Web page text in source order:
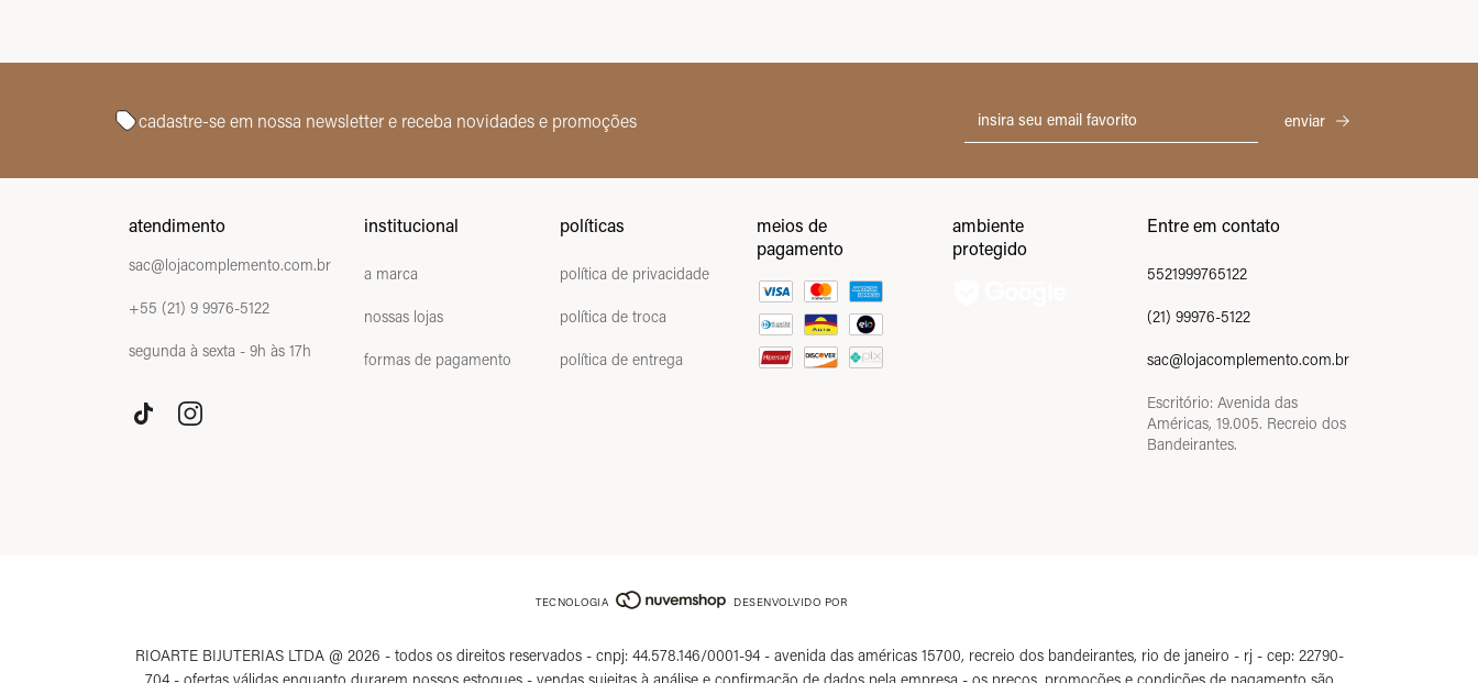
cadastre-se em nossa newslettere receba novidades e promoções
atendimento
sac@lojacomplemento.com.br
+55 (21) 9 9976-5122
segunda à sexta - 9h às 17h
institucional
a marca
nossas lojas
formas de pagamento
políticas
política de privacidade
política de troca
política de entrega
meios de
pagamento
ambiente
protegido
Entre em contato
5521999765122
(21) 99976-5122
sac@lojacomplemento.com.br
Escritório: Avenida das
Américas, 19.005. Recreio dos
Bandeirantes.
TECNOLOGIA DESENVOLVIDO POR
RIOARTE BIJUTERIAS LTDA @ 2026 - todos os direitos reservados - cnpj: 44.578.146/0001-94 - avenida das américas 15700, recreio dos bandeirantes, rio de janeiro - rj - cep: 22790-